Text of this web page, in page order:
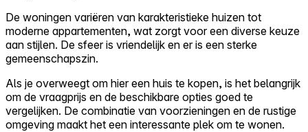
De woningen variëren van karakteristieke huizen tot
moderne appartementen, wat zorgt voor een diverse keuze
aan stijlen. De sfeer is vriendelijk en er is een sterke
gemeenschapszin.
Als je overweegt om hier een huis te kopen, is het belangrijk
om de vraagprijs en de beschikbare opties goed te
vergelijken. De combinatie van voorzieningen en de rustige
omgeving maakt het een interessante plek om te wonen.